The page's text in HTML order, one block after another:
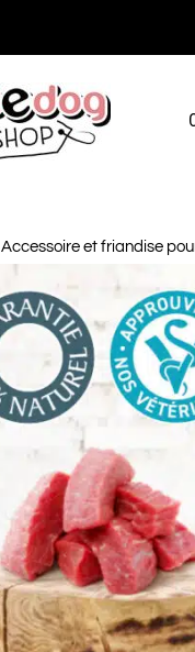
Accessoire et friandise